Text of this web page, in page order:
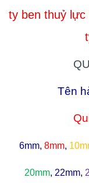
ty ben thuỷ lực
Tên
6mm, 8mm,
20mm, 22mm,